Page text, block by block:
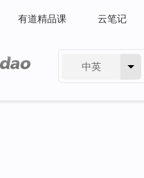
有道精品课 云笔记
中英